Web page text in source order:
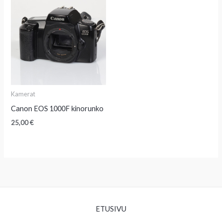
Kamerat
Canon EOS 1000F kinorunko
25,00€
ETUSIVU